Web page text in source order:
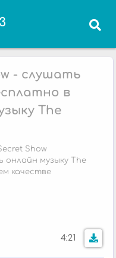
- слушать
в
The
Show
музыку The
качестве
4:21